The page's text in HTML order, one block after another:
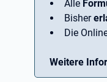
Alle
Bisher
Die
Weitere